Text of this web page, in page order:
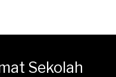
Sekolah